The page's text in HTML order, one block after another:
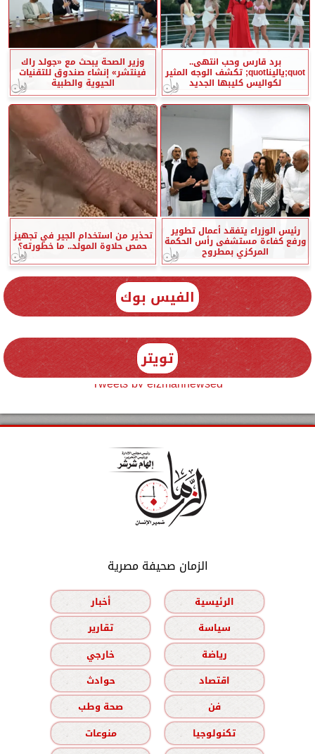
برد قارس وحب انتهى..
quot;ياليناquot; تكشف الوجه المثير
لكواليس كليبها الجديد
وزير الصحة يبحث مع «جولد راك
فينتشر» إنشاء صندوق للتقنيات
الحيوية والطبية
رئيس الوزراء يتفقد أعمال تطوير
ورفع كفاءة مستشفى رأس الحكمة
المركزي بمطروح
تحذير من استخدام الجير في تجهيز
حمص حلاوة المولد.. ما خطورته؟
الفيس بوك
تويتر
Tweets by elzmannewseg
الزمان صحيفة مصرية
الرئيسية
أخبار
سياسة
تقارير
رياضة
خارجي
اقتصاد
حوادث
فن
صحة وطب
تكنولوجيا
منوعات